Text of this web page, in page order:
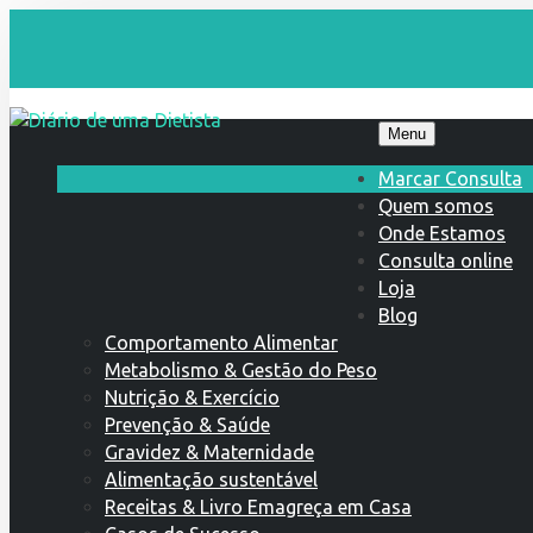
Menu
Marcar Consulta
Quem somos
Onde Estamos
Consulta online
Loja
Blog
Comportamento Alimentar
Metabolismo & Gestão do Peso
Nutrição & Exercício
Prevenção & Saúde
Gravidez & Maternidade
Alimentação sustentável
Receitas & Livro Emagreça em Casa